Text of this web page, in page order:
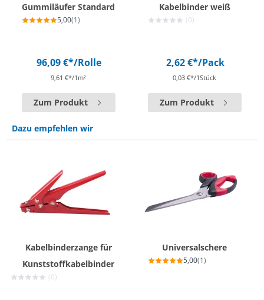
Gummiläufer Standard
5,00(1)
96,09 €*/Rolle
9,61 €*/1m²
Zum Produkt
Kabelbinder weiß
(0)
2,62 €*/Pack
0,03 €*/1Stück
Zum Produkt
Dazu empfehlen wir
Kabelbinderzange für
Kunststoffkabelbinder
(0)
Universalschere
5,00(1)